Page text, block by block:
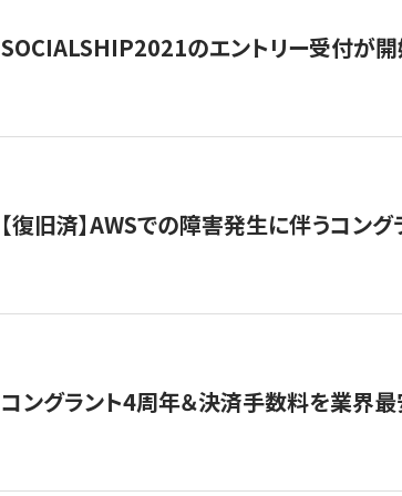
SOCIALSHIP2021のエントリー受付が開
【復旧済】AWSでの障害発生に伴うコン
コングラント4周年＆決済手数料を業界